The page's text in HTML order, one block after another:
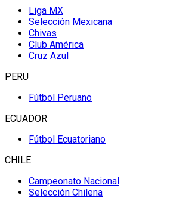
Liga MX
Selección Mexicana
Chivas
Club América
Cruz Azul
PERU
Fútbol Peruano
ECUADOR
Fútbol Ecuatoriano
CHILE
Campeonato Nacional
Selección Chilena